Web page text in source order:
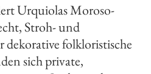
Urquiolas Moroso-
Stroh- und
dekorative folkloristische
sich private,